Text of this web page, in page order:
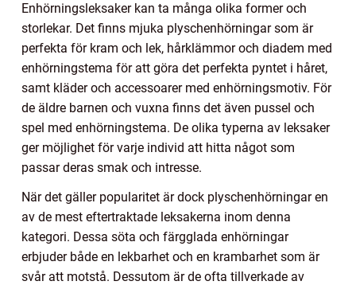
Enhörningsleksaker kan ta många olika former och
storlekar. Det finns mjuka plyschenhörningar som är
perfekta för kram och lek, hårklämmor och diadem med
enhörningstema för att göra det perfekta pyntet i håret,
samt kläder och accessoarer med enhörningsmotiv. För
de äldre barnen och vuxna finns det även pussel och
spel med enhörningstema. De olika typerna av leksaker
ger möjlighet för varje individ att hitta något som
passar deras smak och intresse.
När det gäller popularitet är dock plyschenhörningar en
av de mest eftertraktade leksakerna inom denna
kategori. Dessa söta och färgglada enhörningar
erbjuder både en lekbarhet och en krambarhet som är
svår att motstå. Dessutom är de ofta tillverkade av